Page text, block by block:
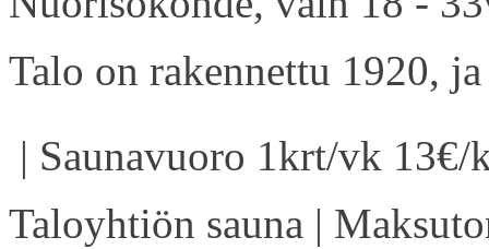
Talo on rakennettu 1920,
| Saunavuoro 1krt/vk
Taloyhtiön sauna |